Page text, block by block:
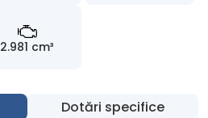
2.981 cm³
Dotări specifice